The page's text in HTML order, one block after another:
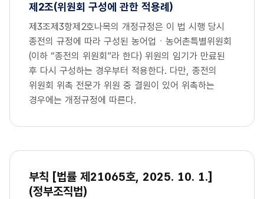
제2조(위원회 구성에 관한 적용례)
제3조제3항제2호나목의 개정규정은 이 법 시행 당시
종전의 규정에 따라 구성된 농어업ㆍ농어촌특별위원회
(이하 “종전의 위원회”라 한다) 위원의 임기가 만료된
후 다시 구성하는 경우부터 적용한다. 다만, 종전의
위원회 위촉 전문가 위원 중 결원이 있어 위촉하는
경우에는 개정규정에 따른다.
부칙 [법률 제21065호, 2025. 10. 1.]
(정부조직법)